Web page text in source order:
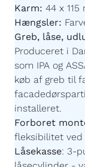
Karm: 44 x 115
Hængsler:
Greb, låse,
Produceret i
som IPA og
køb af greb til
installeret.
Forboret
fleksibilitet ved
Låsekasse: 3-